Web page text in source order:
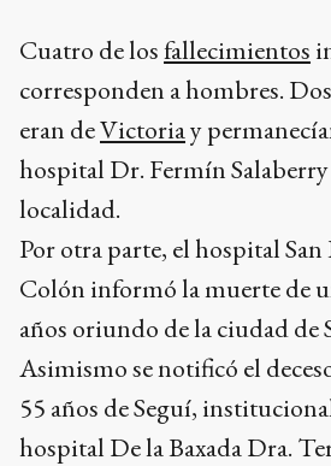
Cuatro de losfallecimientos
corresponden a hombres.
eran deVictoriay
hospital Dr. Fermín
localidad.
Por otra parte, el hospital
Colón informó la muerte de
años oriundo de la ciudad de
Asimismo se notificó el
55 años de Seguí,
hospital De la Baxada Dra.